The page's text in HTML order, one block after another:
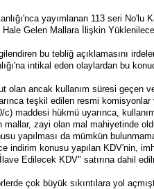
yayımlanan 113 seri No'lu
Gelen Mallara İlişkin
bu tebliğ açıklamasını
intikal eden olaylardan bu
olan ancak kullanım süresi geçen
teşkil edilen resmi
maddesi hükmü uyarınca,
zayi olan mal mahiyetinde
yapılması da mümkün
indirim konusu yapılan KDV'nin,
Edilecek KDV" satırına dahil
çok büyük sıkıntılara yol